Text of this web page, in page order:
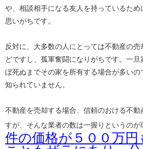
や、相談相手になる友人を持っているため
思いがちです。
反対に、大多数の人にとっては不動産の
どですし、孤軍奮闘になりがちです。一
ぼ死ぬまでその家を所有する場合が多い
知られていません。
不動産を売却する場合、信頼のおける不動
すが、そんな業者の数は一握りというのが
件の価格が５００万円